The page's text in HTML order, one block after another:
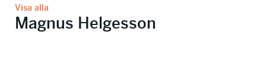
Visa alla
Magnus Helgesson